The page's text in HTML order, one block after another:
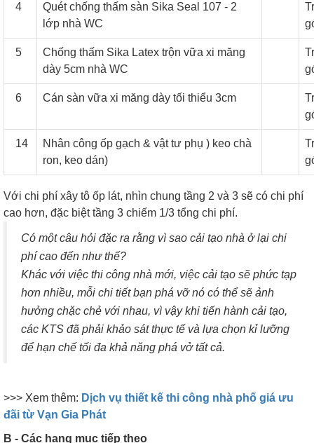
4
Quét chống thấm sàn Sika Seal 107 - 2
lớp nhà WC
5
Chống thấm Sika Latex trộn vữa xi măng
dày 5cm nhà WC
6 Cán sàn vữa xi măng dày tối thiểu 3cm
14
Nhân công ốp gạch & vật tư phụ ) keo chà
ron, keo dán)
Với chi phí xây tô ốp lát, nhìn chung tầng 2 và 3 sẽ có chi phí
cao hơn, đặc biệt tầng 3 chiếm 1/3 tổng chi phí.
Có một câu hỏi đặc ra rằng vì sao cải tạo nhà ở lại chi
phí cao đến như thế?
Khác với việc thi công nhà mới, việc cải tạo sẽ phức tạp
hơn nhiều, mỗi chi tiết bạn phá vỡ nó có thể sẽ ảnh
hưởng chặc chẻ với nhau, vì vậy khi tiến hành cải tạo,
các KTS đã phải khảo sát thực tế và lựa chọn kỉ lưỡng
để hạn chế tối đa khả năng phá vở tất cả.
>>> Xem thêm: Dịch vụ thiết kế thi công nhà phố giá ưu
đãi từ Vạn Gia Phát
B - Các hạng mục tiếp theo